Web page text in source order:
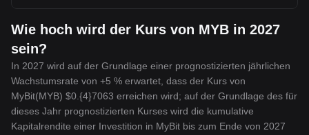
Wie hoch wird der Kurs von MYB in 2027
sein?
In 2027 wird auf der Grundlage einer prognostizierten jährlichen
Wachstumsrate von +5 % erwartet, dass der Kurs von
MyBit(MYB) $0.{4}7063 erreichen wird; auf der Grundlage des für
dieses Jahr prognostizierten Kurses wird die kumulative
Kapitalrendite einer Investition in MyBit bis zum Ende von 2027